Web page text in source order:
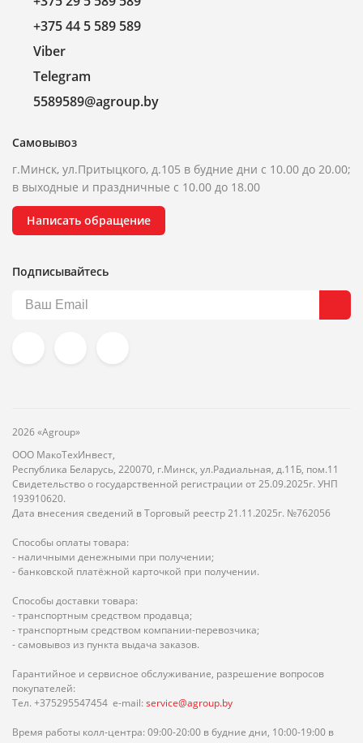
+375 44 5 589 589
Viber
Telegram
5589589@agroup.by
Самовывоз
г.Минск, ул.Притыцкого, д.105 в будние дни с 10.00 до 20.00;
в выходные и праздничные с 10.00 до 18.00
Написать обращение
Подписывайтесь
2026 «Agroup»
ООО МакоТехИнвест,
Республика Беларусь, 220070, г.Минск, ул.Радиальная, д.11Б, пом.11
Свидетельство о государственной регистрации от 25.09.2025г. УНП
193910620.
Дата внесения сведений в Торговый реестр 21.11.2025г. №762056
Способы оплаты товара:
- наличными денежными при получении;
- банковской платёжной карточкой при получении.
Способы доставки товара:
- транспортным средством продавца;
- транспортным средством компании-перевозчика;
- самовывоз из пункта выдача заказов.
Гарантийное и сервисное обслуживание, разрешение вопросов
покупателей:
Тел. +375295547454 e-mail: service@agroup.by
Время работы колл-центра: 09:00-20:00 в будние дни, 10:00-19:00 в